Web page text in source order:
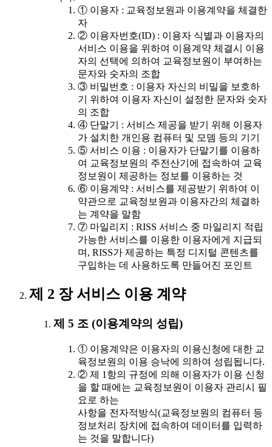
① 이용자 : 교육정보원과 이용계약을 체결한
자
② 이용자번호(ID) : 이용자 식별과 이용자의
서비스 이용을 위하여 이용계약 체결시 이용
자의 선택에 의하여 교육정보원이 부여하는
문자와 숫자의 조합
③ 비밀번호 : 이용자 자신의 비밀을 보호하
기 위하여 이용자 자신이 설정한 문자와 숫자
의 조합
④ 단말기 : 서비스 제공을 받기 위해 이용자
가 설치한 개인용 컴퓨터 및 모뎀 등의 기기
⑤ 서비스 이용 : 이용자가 단말기를 이용하
여 교육정보원의 주전산기에 접속하여 교육
정보원이 제공하는 정보를 이용하는 것
⑥ 이용계약 : 서비스를 제공받기 위하여 이
약관으로 교육정보원과 이용자간의 체결하
는 계약을 말함
⑦ 마일리지 : RISS 서비스 중 마일리지 적립
가능한 서비스를 이용한 이용자에게 지급되
며, RISS가 제공하는 특정 디지털 콘텐츠를
구입하는 데 사용하도록 만들어진 포인트
제 2 장 서비스 이용 계약
제 5 조 (이용계약의 성립)
① 이용계약은 이용자의 이용신청에 대한 교
육정보원의 이용 승낙에 의하여 성립됩니다.
② 제 1항의 규정에 의해 이용자가 이용 신청
을 할 때에는 교육정보원이 이용자 관리시 필
요로 하는
사항을 전자적방식(교육정보원의 컴퓨터 등
정보처리 장치에 접속하여 데이터를 입력하
는 것을 말합니다)